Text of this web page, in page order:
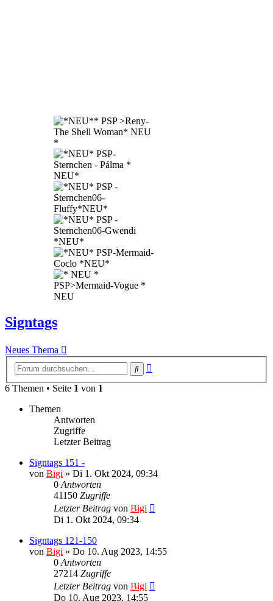
Signtags
Neues Thema
Suche
6 Themen • Seite 1 von 1
Themen
Antworten
Zugriffe
Letzter Beitrag
Signtags 151 -
von Bigi » Di 1. Okt 2024, 09:34
0 Antworten
41150 Zugriffe
Letzter Beitrag von Bigi
Di 1. Okt 2024, 09:34
Signtags 121-150
von Bigi » Do 10. Aug 2023, 14:55
0 Antworten
27214 Zugriffe
Letzter Beitrag von Bigi
Do 10. Aug 2023, 14:55